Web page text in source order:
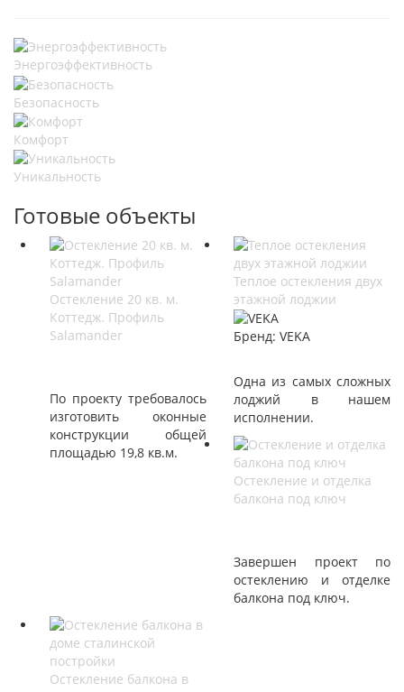
Энергоэффективность
Безопасность
Комфорт
Уникальность
Готовые объекты
Остекление 20 кв. м.
Коттедж. Профиль
Salamander
По проекту требовалось
изготовить оконные
конструкции общей
площадью 19,8 кв.м.
Теплое остекления двух
этажной лоджии
Бренд: VEKA
Одна из самых сложных
лоджий в нашем
исполнении.
Остекление и отделка
балкона под ключ
Завершен проект по
остеклению и отделке
балкона под ключ.
Остекление балкона в